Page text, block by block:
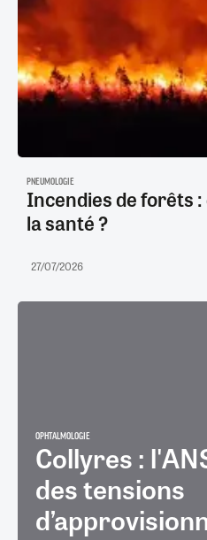
PNEUMOLOGIE
Incendies de forêts
la santé ?
27/07/2026
OPHTALMOLOGIE
Collyres :
des tensions